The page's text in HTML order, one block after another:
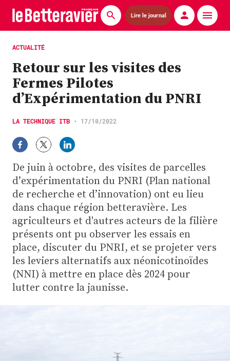
Lire le journal
Actualités
Économie
Agronomie
Matériels
La technique ITB
Pommes de terre
Guides pratiques
Chasse
Plus
Abonnez-vous
ACTUALITÉ
Retour sur les visites des
Fermes Pilotes
d’Expérimentation du PNRI
LA TECHNIQUE ITB • 17/10/2022
De juin à octobre, des visites de parcelles
d’expérimentation du PNRI (Plan national
de recherche et d’innovation) ont eu lieu
dans chaque région betteravière. Les
agriculteurs et d'autres acteurs de la filière
présents ont pu observer les essais en
place, discuter du PNRI, et se projeter vers
les leviers alternatifs aux néonicotinoïdes
(NNI) à mettre en place dès 2024 pour
lutter contre la jaunisse.